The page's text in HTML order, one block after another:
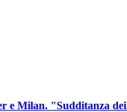
e Milan. "Sudditanza